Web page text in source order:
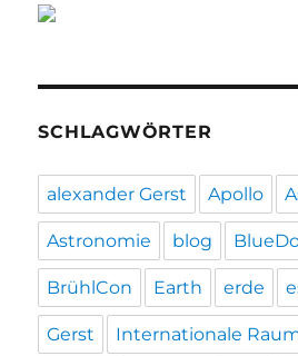
SCHLAGWÖRTER
alexander Gerst Apollo
Astronomie blog
BrühlCon Earth erde
Gerst Internationale